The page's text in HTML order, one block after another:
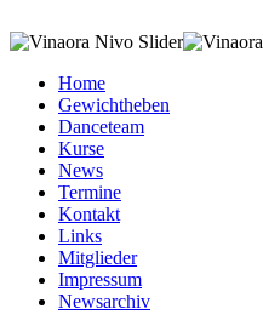
Home
Gewichtheben
Danceteam
Kurse
News
Termine
Kontakt
Links
Mitglieder
Impressum
Newsarchiv